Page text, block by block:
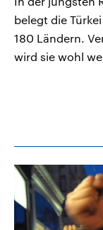
belegt die
180 Ländern.
wird sie wohl